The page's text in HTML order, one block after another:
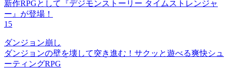
新作RPGとして『デジモンストーリー タイムストレンジャ
ー』が登場！
15
ダンジョン崩し
ダンジョンの壁を壊して突き進む！サクッと遊べる爽快シュ
ーティングRPG